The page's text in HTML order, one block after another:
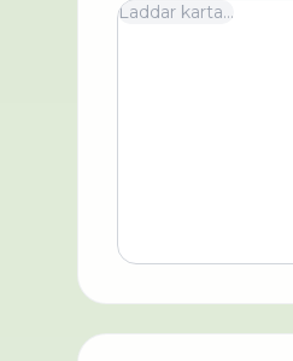
Laddar karta...